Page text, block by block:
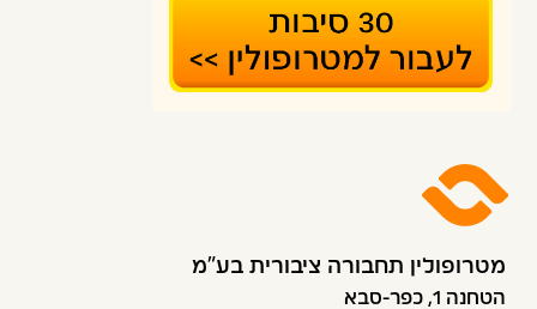
מטרופולין תחבורה ציבורית בע״מ
הטחנה 1, כפר-סבא